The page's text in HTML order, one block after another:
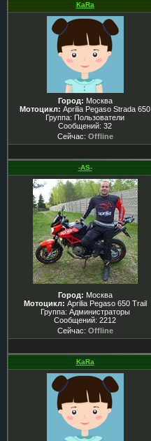
KaRa
Город: Москва
Мотоцикл: Aprilia Pegaso Strada 650
Группа: Пользователи
Сообщений: 32
Сейчас: Offline
-AS-
Город: Москва
Мотоцикл: Aprilia Pegaso 650 Trail
Группа: Администраторы
Сообщений: 2212
Сейчас: Offline
KaRa